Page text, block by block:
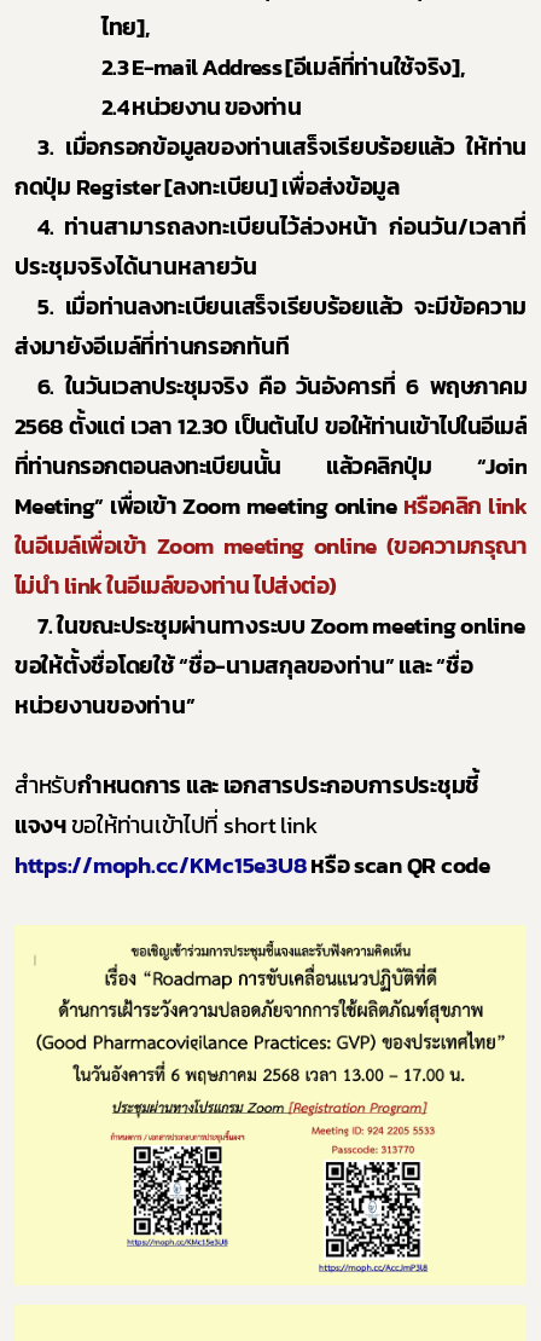
ไทย],
2.3 E-mail Address [อีเมล์ที่ท่านใช้จริง],
2.4หน่วยงาน ของท่าน
3. เมื่อกรอกข้อมูลของท่านเสร็จเรียบร้อยแล้ว ให้ท่าน
กดปุ่ม Register [ลงทะเบียน] เพื่อส่งข้อมูล
4. ท่านสามารถลงทะเบียนไว้ล่วงหน้า ก่อนวัน/เวลาที่
ประชุมจริงได้นานหลายวัน
5. เมื่อท่านลงทะเบียนเสร็จเรียบร้อยแล้ว จะมีข้อความ
ส่งมายังอีเมล์ที่ท่านกรอกทันที
6.ในวันเวลาประชุมจริง คือ วันอังคารที่ 6 พฤษภาคม
2568ตั้งแต่ เวลา12.30 เป็นต้นไปขอให้ท่านเข้าไปในอีเมล์
ที่ท่านกรอกตอนลงทะเบียนนั้น แล้วคลิกปุ่ม “Join
Meeting” เพื่อเข้าZoom meeting online หรือคลิก link
ในอีเมล์เพื่อเข้า Zoom meeting online (ขอความกรุณา
ไม่นำlinkในอีเมล์ของท่าน ไปส่งต่อ)
7. ในขณะประชุมผ่านทางระบบZoom meeting online
ขอให้ตั้งชื่อโดยใช้ “ชื่อ-นามสกุลของท่าน” และ “ชื่อ
หน่วยงานของท่าน”
สำหรับกำหนดการ และ เอกสารประกอบการประชุมชี้
แจงฯขอให้ท่านเข้าไปที่short link
https://moph.cc/KMc15e3U8หรือscan QR code
Subscribe
เลือกหัวข้อที่ท่านต้องการ Subscribe